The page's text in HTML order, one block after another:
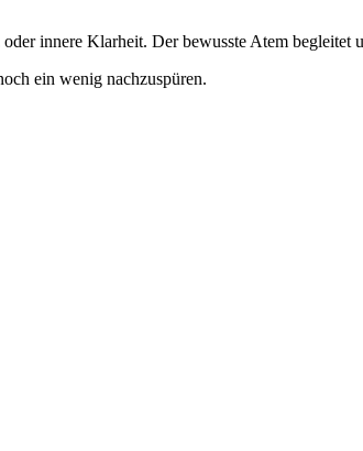
innere Klarheit. Der bewusste Atem
ein wenig nachzuspüren.